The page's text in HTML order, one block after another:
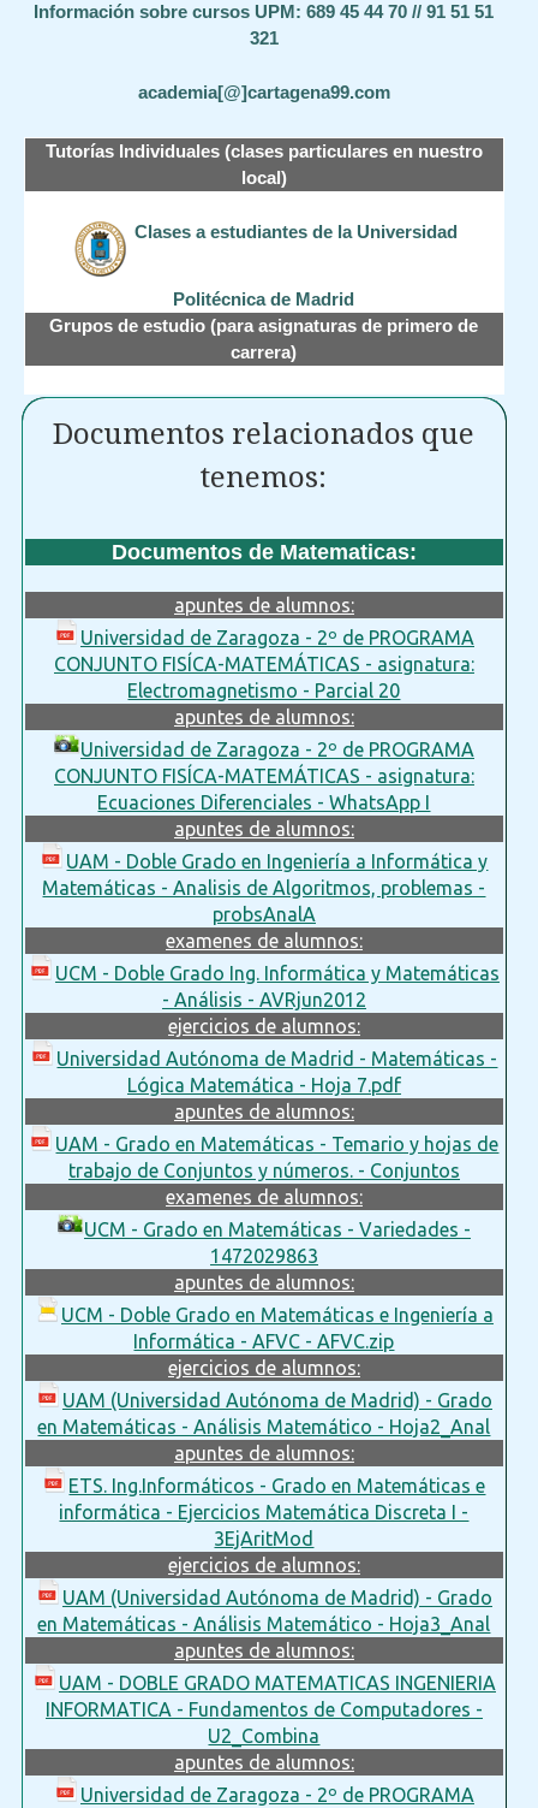
Información sobre cursos UPM: 689 45 44 70 // 91 51 51
321
academia[@]cartagena99.com
Tutorías Individuales (clases particulares en nuestro
local)
Clases a estudiantes de la Universidad
Politécnica de Madrid
Grupos de estudio (para asignaturas de primero de
carrera)
Documentos relacionados que
tenemos:
Documentos de Matematicas:
apuntes de alumnos:
Universidad de Zaragoza - 2º de PROGRAMA
CONJUNTO FISÍCA-MATEMÁTICAS - asignatura:
Electromagnetismo - Parcial 20
apuntes de alumnos:
Universidad de Zaragoza - 2º de PROGRAMA
CONJUNTO FISÍCA-MATEMÁTICAS - asignatura:
Ecuaciones Diferenciales - WhatsApp I
apuntes de alumnos:
UAM - Doble Grado en Ingeniería a Informática y
Matemáticas - Analisis de Algoritmos, problemas -
probsAnalA
examenes de alumnos:
UCM - Doble Grado Ing. Informática y Matemáticas
- Análisis - AVRjun2012
ejercicios de alumnos:
Universidad Autónoma de Madrid - Matemáticas -
Lógica Matemática - Hoja 7.pdf
apuntes de alumnos:
UAM - Grado en Matemáticas - Temario y hojas de
trabajo de Conjuntos y números. - Conjuntos
examenes de alumnos:
UCM - Grado en Matemáticas - Variedades -
1472029863
apuntes de alumnos:
UCM - Doble Grado en Matemáticas e Ingeniería a
Informática - AFVC - AFVC.zip
ejercicios de alumnos:
UAM (Universidad Autónoma de Madrid) - Grado
en Matemáticas - Análisis Matemático - Hoja2_Anal
apuntes de alumnos:
ETS. Ing.Informáticos - Grado en Matemáticas e
informática - Ejercicios Matemática Discreta I -
3EjAritMod
ejercicios de alumnos:
UAM (Universidad Autónoma de Madrid) - Grado
en Matemáticas - Análisis Matemático - Hoja3_Anal
apuntes de alumnos:
UAM - DOBLE GRADO MATEMATICAS INGENIERIA
INFORMATICA - Fundamentos de Computadores -
U2_Combina
apuntes de alumnos:
Universidad de Zaragoza - 2º de PROGRAMA